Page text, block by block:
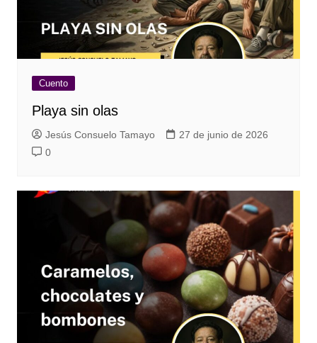
Cuento
Playa sin olas
Jesús Consuelo Tamayo
27 de junio de 2026
0